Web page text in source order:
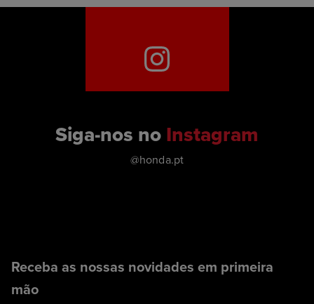
Siga-nos no Instagram
@honda.pt
Receba as nossas novidades em primeira
mão